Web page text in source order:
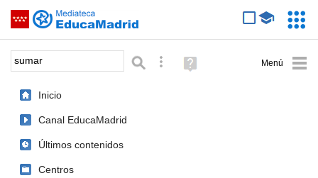
Saltar navegación
Palabra o frase: Búsqueda avanzada
Ayuda
(en
Inicio
Canal EducaMadrid
Últimos contenidos
Centros